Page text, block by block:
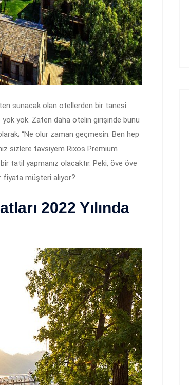
sunacak olan otellerden bir tanesi.
yok yok. Zaten daha otelin girişinde bunu
“Ne olur zaman geçmesin. Ben hep
sizlere tavsiyem Rixos Premium
tatil yapmanız olacaktır. Peki, öve öve
fiyata müşteri alıyor?
2022 Yılında